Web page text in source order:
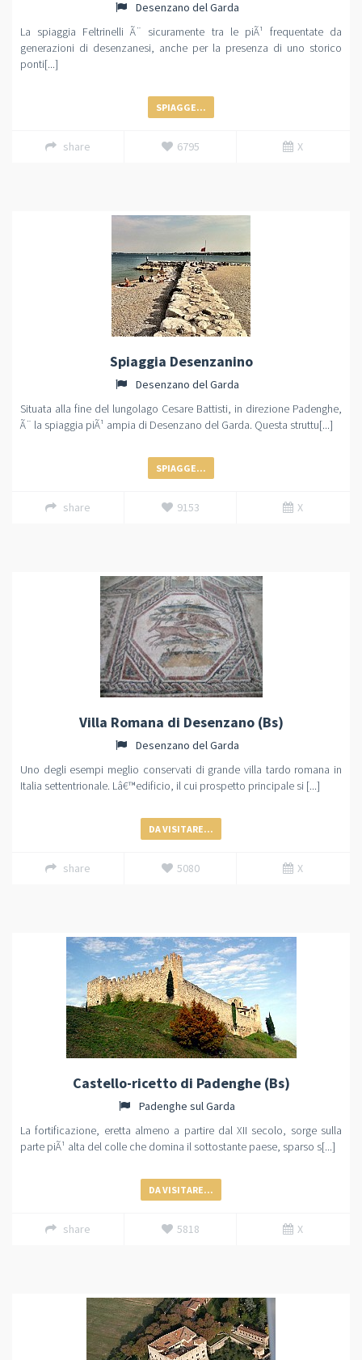
Desenzano del Garda
La spiaggia Feltrinelli Ã¨ sicuramente tra le piÃ¹ frequentate da
generazioni di desenzanesi, anche per la presenza di uno storico
ponti[...]
SPIAGGE...
share 6795 X
Spiaggia Desenzanino
Desenzano del Garda
Situata alla fine del lungolago Cesare Battisti, in direzione Padenghe,
Ã¨ la spiaggia piÃ¹ ampia di Desenzano del Garda. Questa struttu[...]
SPIAGGE...
share 9153 X
Villa Romana di Desenzano (Bs)
Desenzano del Garda
Uno degli esempi meglio conservati di grande villa tardo romana in
Italia settentrionale. Lâ€™edificio, il cui prospetto principale si [...]
DA VISITARE...
share 5080 X
Castello-ricetto di Padenghe (Bs)
Padenghe sul Garda
La fortificazione, eretta almeno a partire dal XII secolo, sorge sulla
parte piÃ¹ alta del colle che domina il sottostante paese, sparso s[...]
DA VISITARE...
share 5818 X